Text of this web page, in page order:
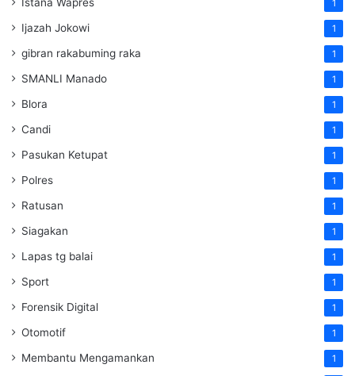
1
Ijazah Jokowi 1
gibran rakabuming raka 1
SMANLI Manado 1
Blora 1
Candi 1
Pasukan Ketupat 1
Polres 1
Ratusan 1
Siagakan 1
Lapas tg balai 1
Sport 1
Forensik Digital 1
Otomotif 1
Membantu Mengamankan 1